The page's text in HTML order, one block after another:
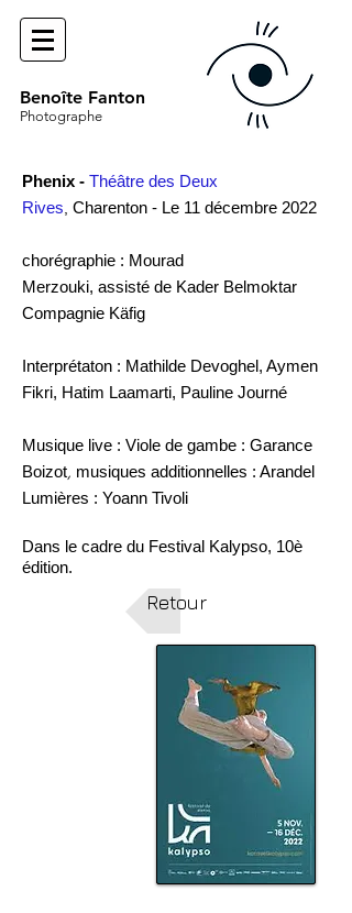
Benoîte Fanton
Photographe
Phenix - Théâtre des Deux
Rives Charenton - Le 11 décembre 2022
chorégraphie : Mourad
Merzouki, assisté de Kader Belmoktar
Compagnie Käfig
Interprétaton : Mathilde Devoghel, Aymen
Fikri, Hatim Laamarti, Pauline Journé
Musique live : Viole de gambe : Garance
Boizot, musiques additionnelles : Arandel
Lumières : Yoann Tivoli
Dans le cadre du Festival Kalypso, 10è
édition.
Retour